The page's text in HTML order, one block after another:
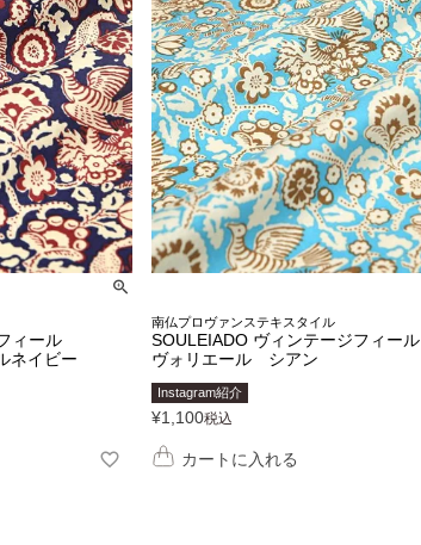
ィール
ネイビー
南仏プロヴァンステキスタイル
SOULEIADO ヴィンテージフィール
ヴォリエール シアン
Instagram紹介
¥1,100税込
カートに入れる